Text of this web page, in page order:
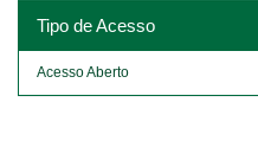
Tipo de Acesso
Acesso Aberto